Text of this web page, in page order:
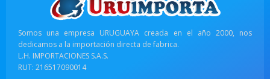
Somos una empresa URUGUAYA creada en el año 2000, nos
dedicamos a la importación directa de fabrica.
L.H. IMPORTACIONES S.A.S.
RUT: 216517090014